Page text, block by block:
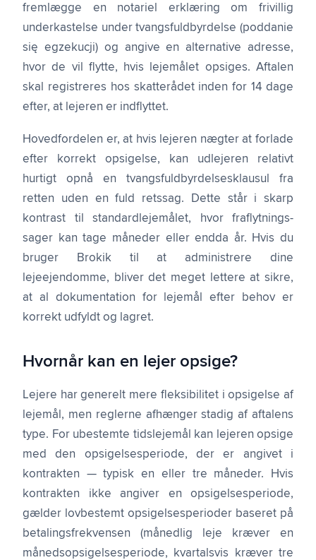
fremlægge en notariel erklæring om frivillig
underkastelse under tvangsfuldbyrdelse (poddanie
się egzekucji) og angive en alternative adresse,
hvor de vil flytte, hvis lejemålet opsiges. Aftalen
skal registreres hos skatterådet inden for 14 dage
efter, at lejeren er indflyttet.
Hovedfordelen er, at hvis lejeren nægter at forlade
efter korrekt opsigelse, kan udlejeren relativt
hurtigt opnå en tvangsfuldbyrdelsesklausul fra
retten uden en fuld retssag. Dette står i skarp
kontrast til standard­lejemålet, hvor fraflytnings­
sager kan tage måneder eller endda år. Hvis du
bruger Brokik til at administrere dine
lejeejendomme, bliver det meget lettere at sikre,
at al dokumentation for lejemål efter behov er
korrekt udfyldt og lagret.
Hvornår kan en lejer opsige?
Lejere har generelt mere fleksibilitet i opsigelse af
lejemål, men reglerne afhænger stadig af aftalens
type. For ubestemte tidslejemål kan lejeren opsige
med den opsigelses­periode, der er angivet i
kontrakten — typisk en eller tre måneder. Hvis
kontrakten ikke angiver en opsigelses­periode,
gælder lovbestemt opsigelses­perioder baseret på
betalings­frekvensen (månedlig leje kræver en
månedsopsigelses­periode, kvartalsvis kræver tre